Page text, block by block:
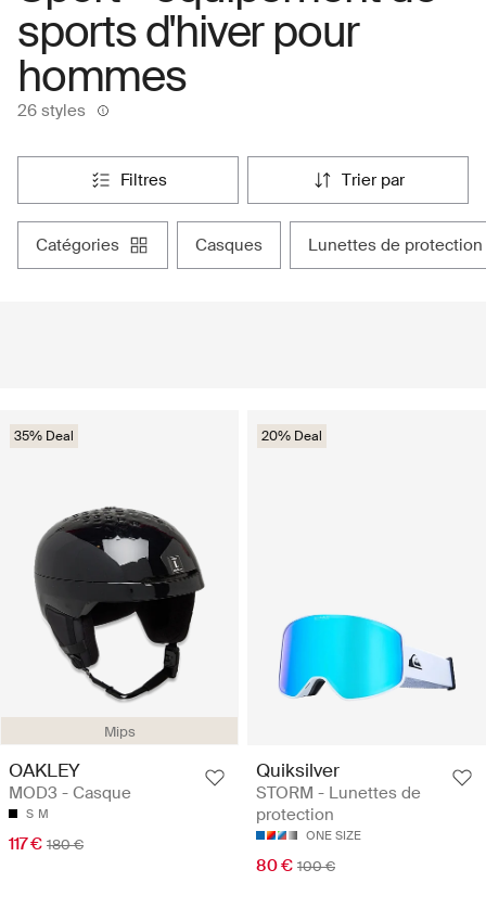
sports d'hiver pour
hommes
26 styles
filtres trier par
catégories casques lunettes de protection
Mips
35% Deal
OAKLEY
MOD3 - Casque
S M
117 € 180 €
20% Deal
Quiksilver
STORM - Lunettes de
protection
ONE SIZE
80 € 100 €